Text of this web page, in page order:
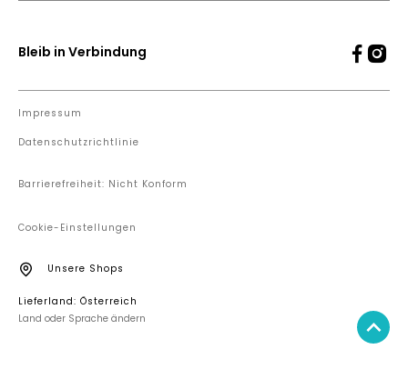
Bleib in Verbindung
Impressum
Datenschutzrichtlinie
Barrierefreiheit: Nicht Konform
Cookie-Einstellungen
Unsere Shops
Lieferland: Österreich
Land oder Sprache ändern